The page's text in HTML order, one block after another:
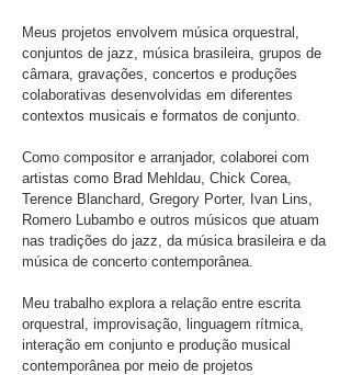
Meus projetos envolvem música orquestral,
conjuntos de jazz, música brasileira, grupos de
câmara, gravações, concertos e produções
colaborativas desenvolvidas em diferentes
contextos musicais e formatos de conjunto.
Como compositor e arranjador, colaborei com
artistas como Brad Mehldau, Chick Corea,
Terence Blanchard, Gregory Porter, Ivan Lins,
Romero Lubambo e outros músicos que atuam
nas tradições do jazz, da música brasileira e da
música de concerto contemporânea.
Meu trabalho explora a relação entre escrita
orquestral, improvisação, linguagem rítmica,
interação em conjunto e produção musical
contemporânea por meio de projetos